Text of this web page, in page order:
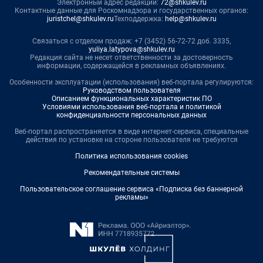
Электронный адрес редакции: 72@shkulev.ru
Контактные данные для Роскомнадзора и государственных органов:
juristchel@shkulev.ruТехподдержка: help@shkulev.ru
Связаться с отделом продаж: +7 (3452) 56-72-72 доб. 3335,
yuliya.latypova@shkulev.ru
Редакция сайта не несет ответственности за достоверность
информации, содержащейся в рекламных объявлениях.
Особенности эксплуатации (использования) веб-портала регулируются:
Руководством пользователя
Описанием функциональных характеристик ПО
Условиями использования веб-портала и политикой
конфиденциальности персональных данных
Веб-портал распространяется в виде интернет-сервиса, специальные
действия по установке на стороне пользователя не требуются
Политика использования cookies
Рекомендательные системы
Пользовательское соглашение сервиса «Подписка без баннерной
рекламы»